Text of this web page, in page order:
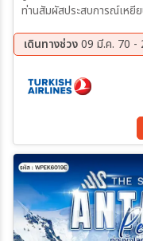
ท่านสัมผัสประสบการณ์เหยี
เดินทางช่วง09 มี.ค. 70 -